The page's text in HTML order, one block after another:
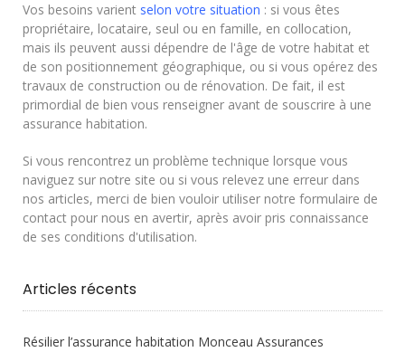
Vos besoins varient selon votre situation : si vous êtes
propriétaire, locataire, seul ou en famille, en collocation,
mais ils peuvent aussi dépendre de l'âge de votre habitat et
de son positionnement géographique, ou si vous opérez des
travaux de construction ou de rénovation. De fait, il est
primordial de bien vous renseigner avant de souscrire à une
assurance habitation.
Si vous rencontrez un problème technique lorsque vous
naviguez sur notre site ou si vous relevez une erreur dans
nos articles, merci de bien vouloir utiliser notre formulaire de
contact pour nous en avertir, après avoir pris connaissance
de ses conditions d'utilisation.
Articles récents
Résilier l’assurance habitation Monceau Assurances